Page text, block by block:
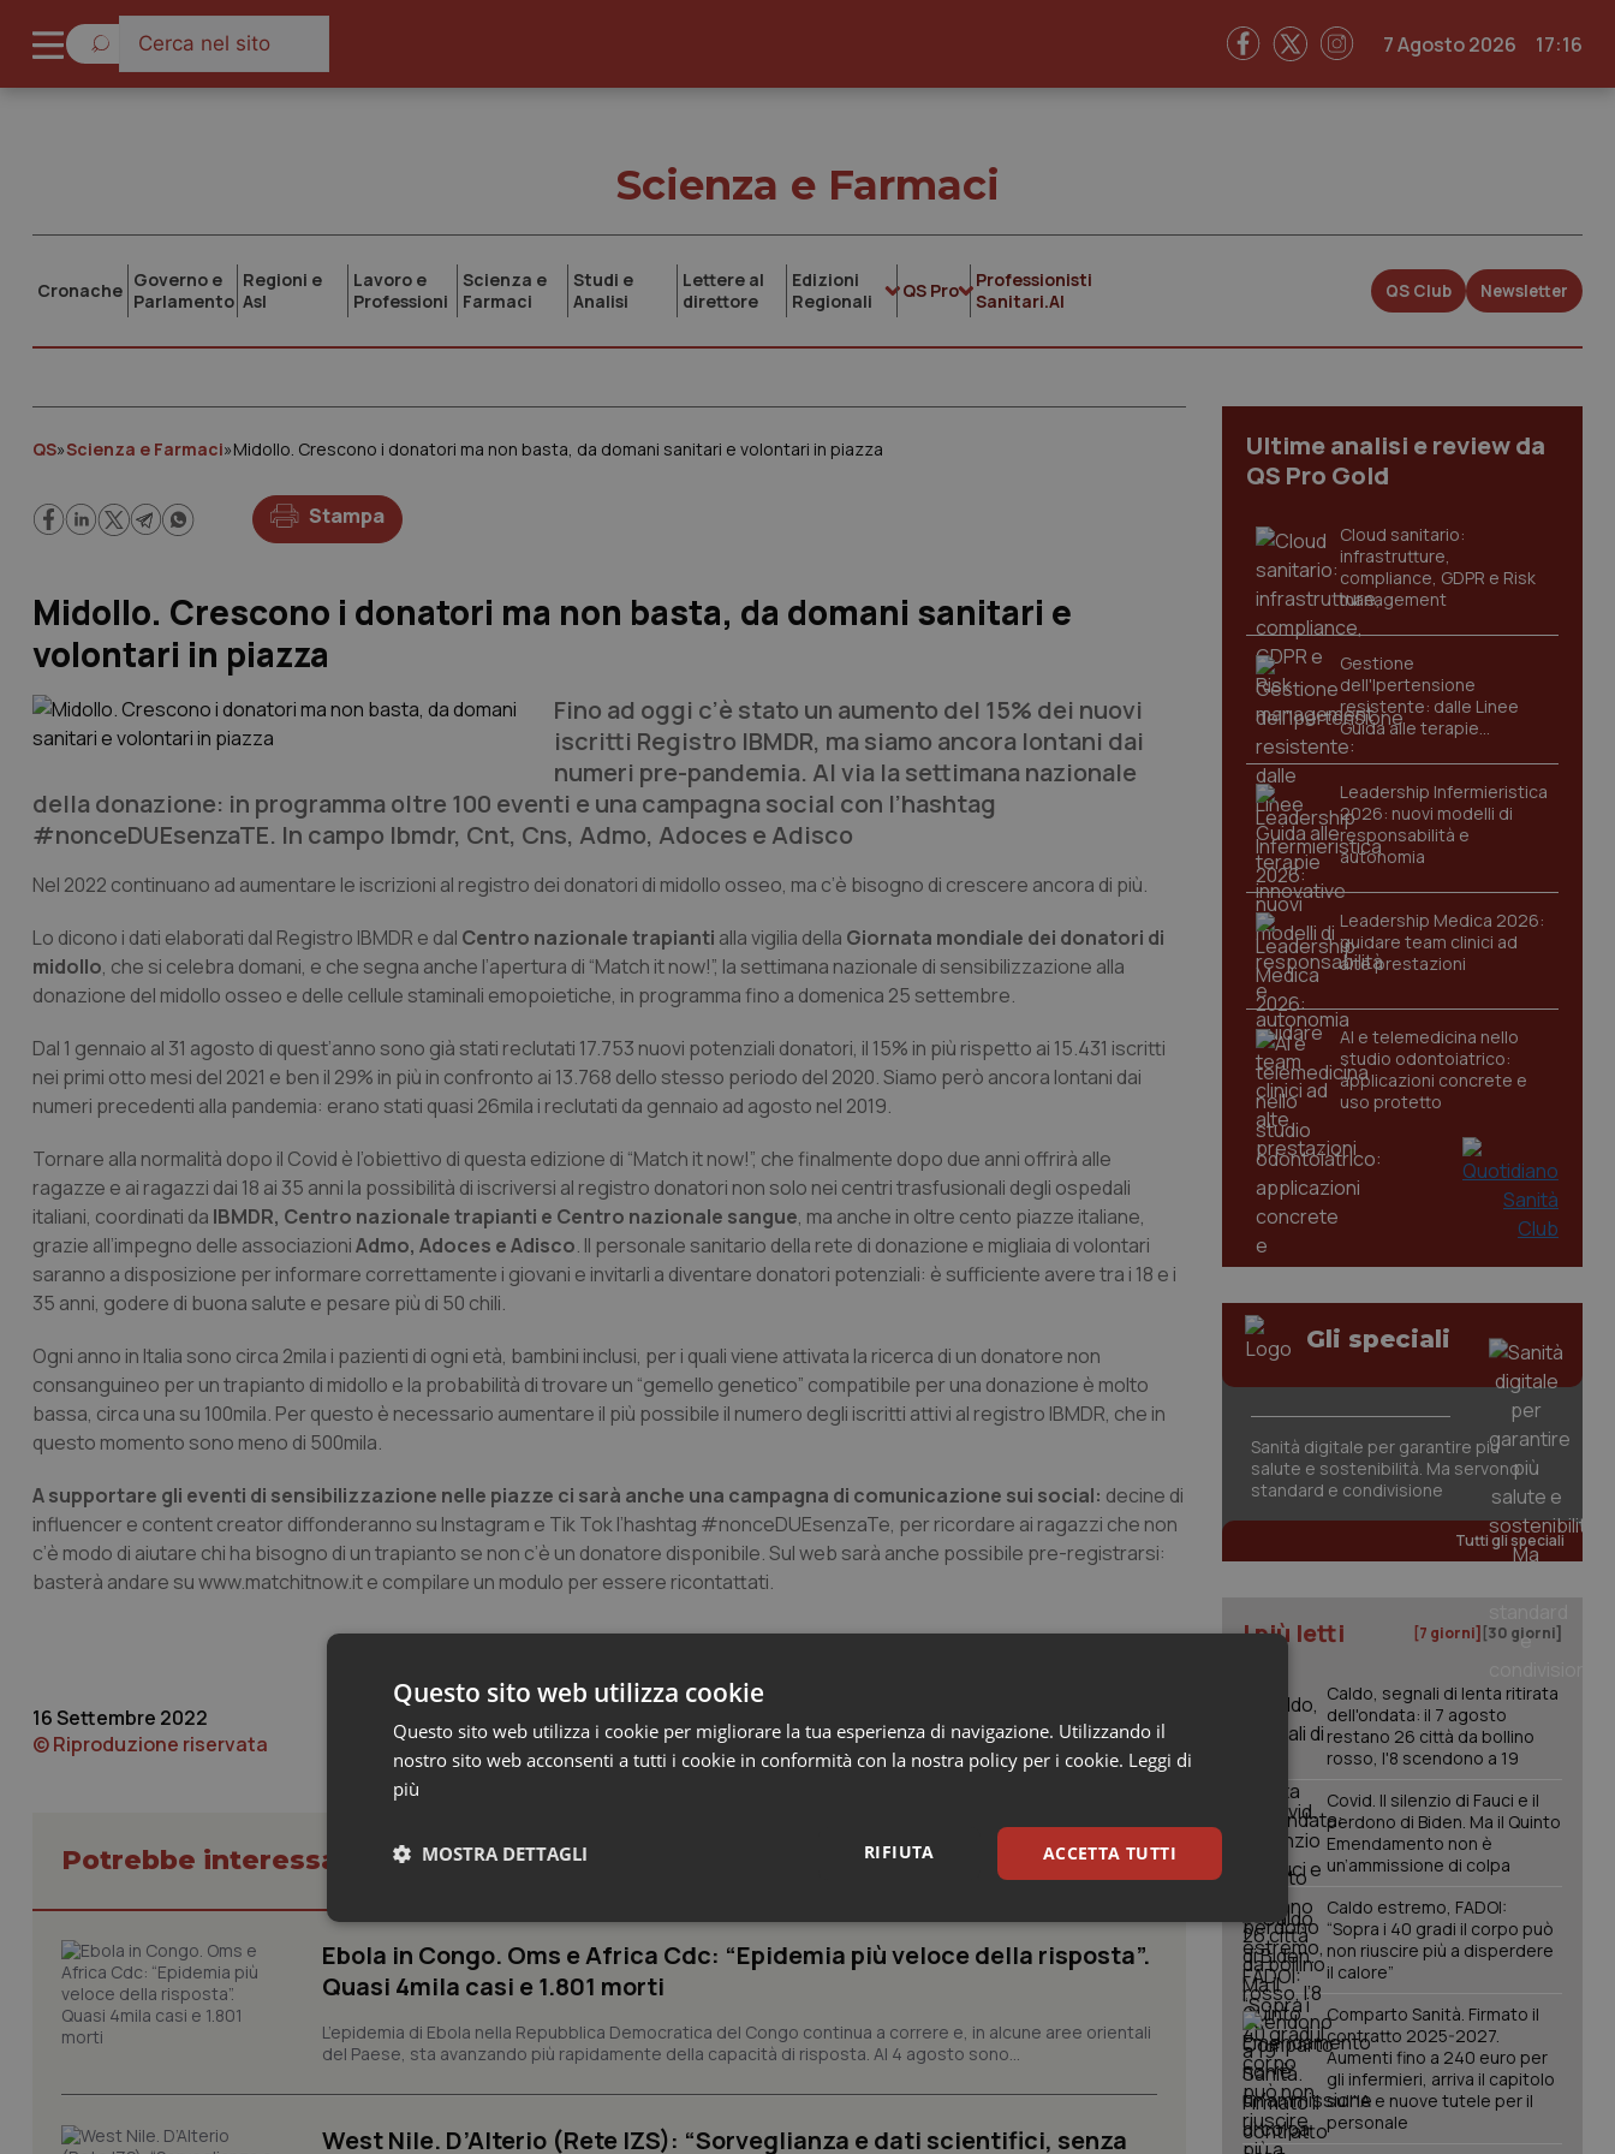
7 Agosto 2026 17:16
Scienza e Farmaci
Cronache Governo e
Parlamento
Regioni e
Asl
Lavoro e
Professioni
Scienza e
Farmaci
Studi e
Analisi
Lettere al
direttore
Edizioni
Regionali
QS Pro
Professionisti
Sanitari.AI
QS Club Newsletter
QS»Scienza e Farmaci»Midollo. Crescono i donatori ma non basta, da domani sanitari e volontari in piazza
Stampa
Midollo. Crescono i donatori ma non basta, da domani sanitari e
volontari in piazza
Fino ad oggi c’è stato un aumento del 15% dei nuovi
iscritti Registro IBMDR, ma siamo ancora lontani dai
numeri pre-pandemia. Al via la settimana nazionale
della donazione: in programma oltre 100 eventi e una campagna social con l’hashtag
#nonceDUEsenzaTE. In campo Ibmdr, Cnt, Cns, Admo, Adoces e Adisco
Nel 2022 continuano ad aumentare le iscrizioni al registro dei donatori di midollo osseo, ma c’è bisogno di crescere ancora di più.
Lo dicono i dati elaborati dal Registro IBMDR e dal Centro nazionale trapianti alla vigilia della Giornata mondiale dei donatori di
midollo, che si celebra domani, e che segna anche l’apertura di “Match it now!”, la settimana nazionale di sensibilizzazione alla
donazione del midollo osseo e delle cellule staminali emopoietiche, in programma fino a domenica 25 settembre.
Dal 1 gennaio al 31 agosto di quest’anno sono già stati reclutati 17.753 nuovi potenziali donatori, il 15% in più rispetto ai 15.431 iscritti
nei primi otto mesi del 2021 e ben il 29% in più in confronto ai 13.768 dello stesso periodo del 2020. Siamo però ancora lontani dai
numeri precedenti alla pandemia: erano stati quasi 26mila i reclutati da gennaio ad agosto nel 2019.
Tornare alla normalità dopo il Covid è l’obiettivo di questa edizione di “Match it now!”, che finalmente dopo due anni offrirà alle
ragazze e ai ragazzi dai 18 ai 35 anni la possibilità di iscriversi al registro donatori non solo nei centri trasfusionali degli ospedali
italiani, coordinati da IBMDR, Centro nazionale trapianti e Centro nazionale sangue, ma anche in oltre cento piazze italiane,
grazie all’impegno delle associazioniAdmo, Adoces e Adisco. Il personale sanitario della rete di donazione e migliaia di volontari
saranno a disposizione per informare correttamente i giovani e invitarli a diventare donatori potenziali: è sufficiente avere tra i 18 e i
35 anni, godere di buona salute e pesare più di 50 chili.
Ogni anno in Italia sono circa 2mila i pazienti di ogni età, bambini inclusi, per i quali viene attivata la ricerca di un donatore non
consanguineo per un trapianto di midollo e la probabilità di trovare un “gemello genetico” compatibile per una donazione è molto
bassa, circa una su 100mila. Per questo è necessario aumentare il più possibile il numero degli iscritti attivi al registro IBMDR, che in
questo momento sono meno di 500mila.
A supportare gli eventi di sensibilizzazione nelle piazze ci sarà anche una campagna di comunicazione sui social: decine di
influencer e content creator diffonderanno su Instagram e Tik Tok l’hashtag #nonceDUEsenzaTe, per ricordare ai ragazzi che non
c’è modo di aiutare chi ha bisogno di un trapianto se non c’è un donatore disponibile. Sul web sarà anche possibile pre-registrarsi:
basterà andare su www.matchitnow.it e compilare un modulo per essere ricontattati.
16 Settembre 2022
© Riproduzione riservata
Potrebbe interessarti in Scienza e Farmaci
Ebola in Congo. Oms e Africa Cdc: “Epidemia più veloce della risposta”.
Quasi 4mila casi e 1.801 morti
L’epidemia di Ebola nella Repubblica Democratica del Congo continua a correre e, in alcune aree orientali
del Paese, sta avanzando più rapidamente della capacità di risposta. Al 4 agosto sono...
West Nile. D’Alterio (Rete IZS): “Sorveglianza e dati scientifici, senza
Ultime analisi e review da
QS Pro Gold
Cloud sanitario:
infrastrutture,
compliance, GDPR e Risk
management
Gestione
dell'Ipertensione
resistente: dalle Linee
Guida alle terapie
innovative
Leadership Infermieristica
2026: nuovi modelli di
responsabilità e
autonomia
Leadership Medica 2026:
guidare team clinici ad
alte prestazioni
AI e telemedicina nello
studio odontoiatrico:
applicazioni concrete e
uso protetto
Gli speciali
Sanità digitale per garantire più
salute e sostenibilità. Ma servono
standard e condivisione
Tutti gli speciali
I più letti [7 giorni] [30 giorni]
Caldo, segnali di lenta ritirata
dell'ondata: il 7 agosto
restano 26 città da bollino
rosso, l'8 scendono a 19
Covid. Il silenzio di Fauci e il
perdono di Biden. Ma il Quinto
Emendamento non è
un’ammissione di colpa
Caldo estremo, FADOI:
“Sopra i 40 gradi il corpo può
non riuscire più a disperdere
il calore”
Comparto Sanità. Firmato il
contratto 2025-2027.
Aumenti fino a 240 euro per
gli infermieri, arriva il capitolo
sull'IA e nuove tutele per il
personale
Questo sito web utilizza cookie
Questo sito web utilizza i cookie per migliorare la tua esperienza di navigazione. Utilizzando il
nostro sito web acconsenti a tutti i cookie in conformità con la nostra policy per i cookie. Leggi di
più
ACCETTA TUTTI
RIFIUTA
MOSTRA DETTAGLI
Necessari Statistici Marketing
Necessari Statistici Marketing
I cookie necessari contribuiscono a rendere fruibile il sito web abilitandone funzionalità di base quali la navigazione sulle pagine